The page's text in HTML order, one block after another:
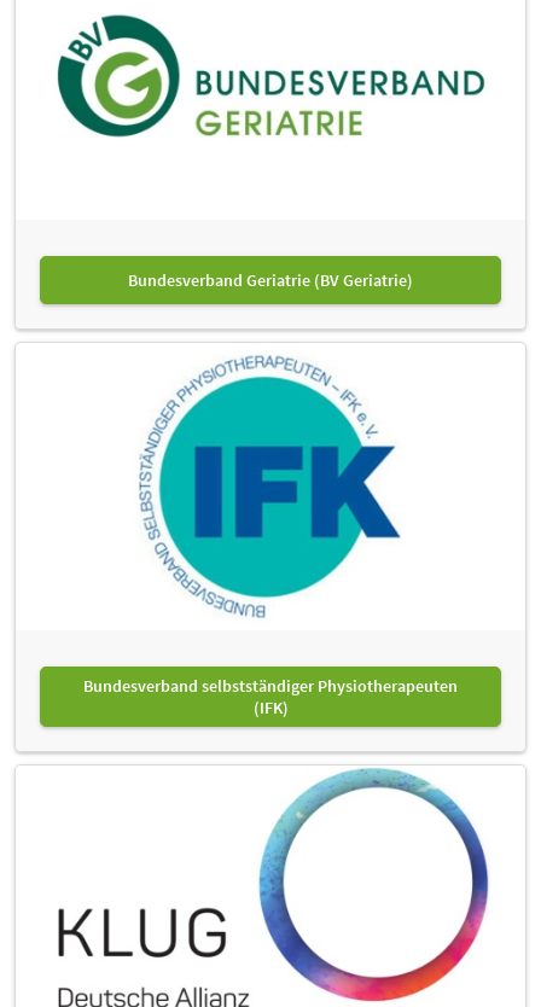
Bundesverband Geriatrie (BV Geriatrie)
Bundesverband selbstständiger Physiotherapeuten
(IFK)